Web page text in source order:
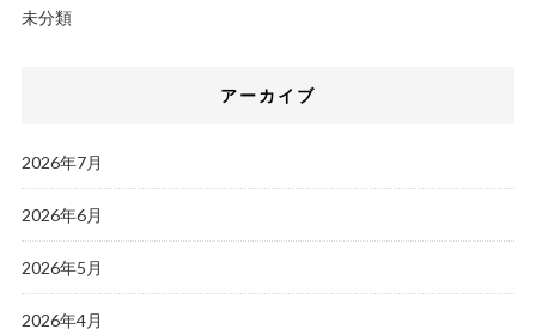
未分類
アーカイブ
2026年7月
2026年6月
2026年5月
2026年4月